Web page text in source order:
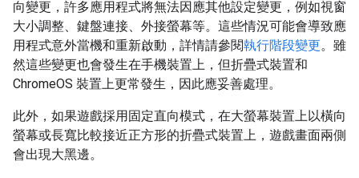
向變更，許多應用程式將無法因應其他設定變更，例如視窗
大小調整、鍵盤連接、外接螢幕等。這些情況可能會導致應
用程式意外當機和重新啟動，詳情請參閱執行階段變更。雖
然這些變更也會發生在手機裝置上，但折疊式裝置和
ChromeOS 裝置上更常發生，因此應妥善處理。
此外，如果遊戲採用固定直向模式，在大螢幕裝置上以橫向
螢幕或長寬比較接近正方形的折疊式裝置上，遊戲畫面兩側
會出現大黑邊。